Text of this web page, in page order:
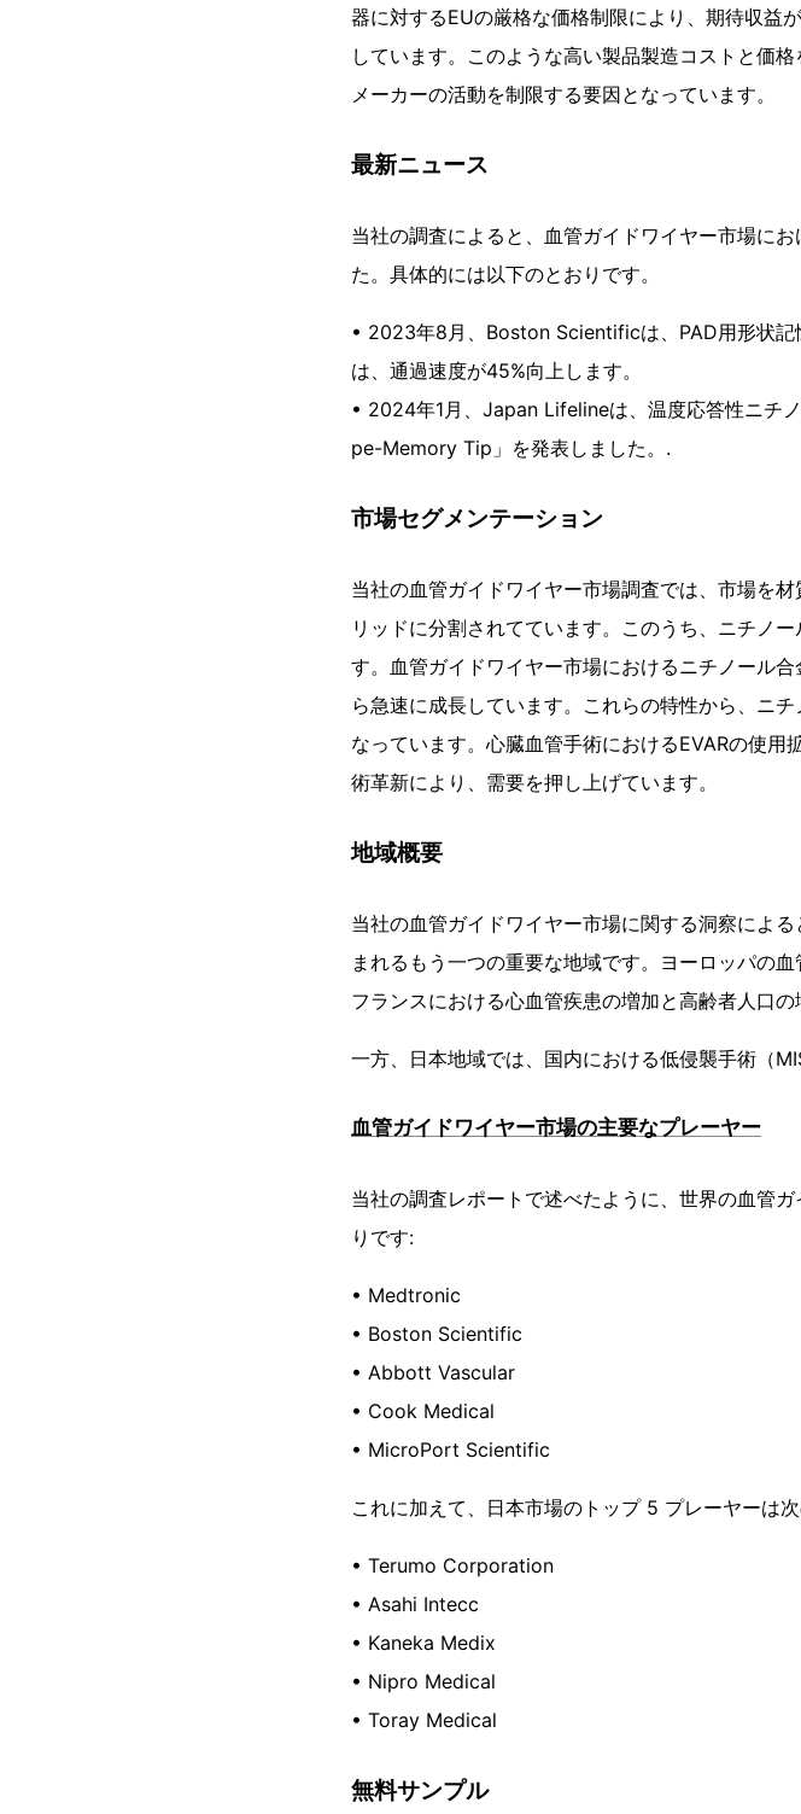
器に対するEUの厳格な価格制限により、期待収益
しています。このような高い製品製造コストと価
メーカーの活動を制限する要因となっています。
最新ニュース
当社の調査によると、血管ガイドワイヤー市場に
た。具体的には以下のとおりです。
• 2023年8月、Boston Scientificは、PAD用形状
は、通過速度が45%向上します。
• 2024年1月、Japan Lifelineは、温度応答性ニチ
pe-Memory Tip」を発表しました。.
市場セグメンテーション
当社の血管ガイドワイヤー市場調査では、市場を
リッドに分割されてています。このうち、ニチノ
す。血管ガイドワイヤー市場におけるニチノール
ら急速に成長しています。これらの特性から、ニ
なっています。心臓血管手術におけるEVARの使
術革新により、需要を押し上げています。
地域概要
当社の血管ガイドワイヤー市場に関する洞察によ
まれるもう一つの重要な地域です。ヨーロッパの
フランスにおける心血管疾患の増加と高齢者人口の
一方、日本地域では、国内における低侵襲手術（
血管ガイドワイヤー市場の主要なプレーヤー
当社の調査レポートで述べたように、世界の血管
りです:
• Medtronic
• Boston Scientific
• Abbott Vascular
• Cook Medical
• MicroPort Scientific
これに加えて、日本市場のトップ 5 プレーヤーは
• Terumo Corporation
• Asahi Intecc
• Kaneka Medix
• Nipro Medical
• Toray Medical
無料サンプル